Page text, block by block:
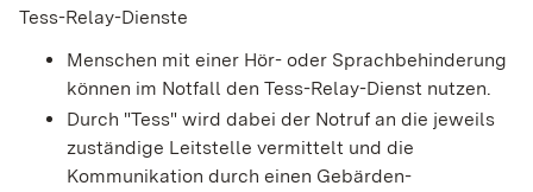
Tess-Relay-Dienste
Menschen mit einer Hör- oder Sprachbehinderung
können im Notfall den Tess-Relay-Dienst nutzen.
Durch "Tess" wird dabei der Notruf an die jeweils
zuständige Leitstelle vermittelt und die
Kommunikation durch einen Gebärden-